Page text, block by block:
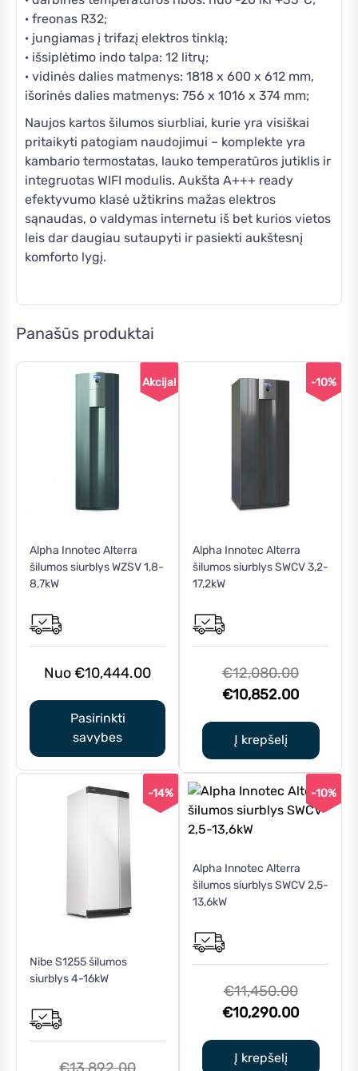
· freonas R32;
· jungiamas į trifazį elektros tinklą;
· išsiplėtimo indo talpa: 12 litrų;
· vidinės dalies matmenys: 1818 x 600 x 612 mm,
išorinės dalies matmenys: 756 x 1016 x 374 mm;
Naujos kartos šilumos siurbliai, kurie yra visiškai
pritaikyti patogiam naudojimui – komplekte yra
kambario termostatas, lauko temperatūros jutiklis ir
integruotas WIFI modulis. Aukšta A+++ ready
efektyvumo klasė užtikrins mažas elektros
sąnaudas, o valdymas internetu iš bet kurios vietos
leis dar daugiau sutaupyti ir pasiekti aukštesnį
komforto lygį.
Panašūs produktai
Akcija!
Alpha Innotec Alterra
šilumos siurblys WZSV 1,8-
8,7kW
€10,444.00
Pasirinkti
savybes
product
has
options
may
on
the
page
-10%
Alpha Innotec Alterra
šilumos siurblys SWCV 3,2-
17,2kW
€12,080.00Original
price
€10,852.00Current
Į krepšelį
-14%
Nibe S1255 šilumos
siurblys 4-16kW
Original
-10%
Alpha Innotec Alterra
šilumos siurblys SWCV 2,5-
13,6kW
€11,450.00Original
price
€10,290.00Current
Į krepšelį